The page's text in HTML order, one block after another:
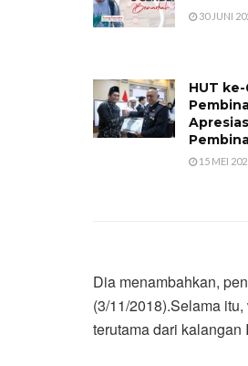
30 JUNI
HUT
15 MEI
Dia menambahkan,
(3/11/2018).Selama
terutama dari kalangan